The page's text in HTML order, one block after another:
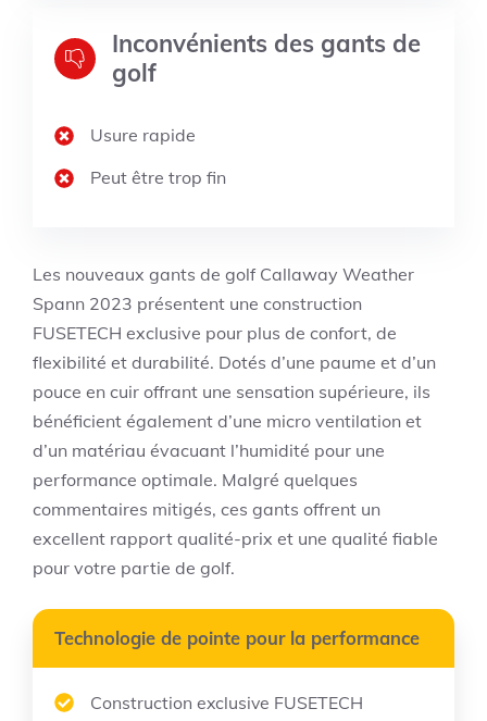
Inconvénients des gants de
golf
Usure rapide
Peut être trop fin
Les nouveaux gants de golf Callaway Weather
Spann 2023 présentent une construction
FUSETECH exclusive pour plus de confort, de
flexibilité et durabilité. Dotés d’une paume et d’un
pouce en cuir offrant une sensation supérieure, ils
bénéficient également d’une micro ventilation et
d’un matériau évacuant l’humidité pour une
performance optimale. Malgré quelques
commentaires mitigés, ces gants offrent un
excellent rapport qualité-prix et une qualité fiable
pour votre partie de golf.
Technologie de pointe pour la performance
Construction exclusive FUSETECH